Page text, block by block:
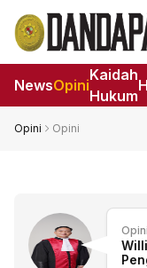
NewsOpini
Kaidah
Hukum
Opini Opini